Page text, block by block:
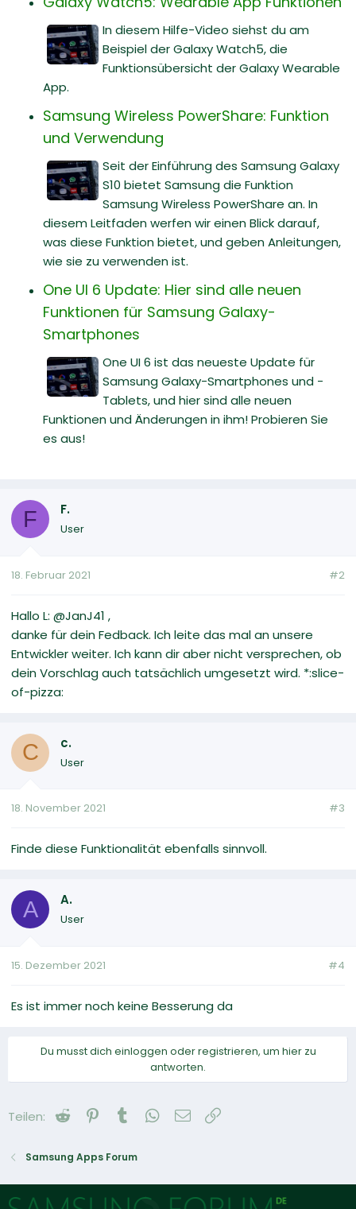
In diesem Hilfe-Video siehst du am
Beispiel der Galaxy Watch5, die
Funktionsübersicht der Galaxy Wearable
App.
Samsung Wireless PowerShare: Funktion
und Verwendung
Seit der Einführung des Samsung Galaxy
S10 bietet Samsung die Funktion
Samsung Wireless PowerShare an. In
diesem Leitfaden werfen wir einen Blick darauf,
was diese Funktion bietet, und geben Anleitungen,
wie sie zu verwenden ist.
One UI 6 Update: Hier sind alle neuen
Funktionen für Samsung Galaxy-
Smartphones
One UI 6 ist das neueste Update für
Samsung Galaxy-Smartphones und -
Tablets, und hier sind alle neuen
Funktionen und Änderungen in ihm! Probieren Sie
es aus!
F F.
User
18. Februar 2021 #2
Hallo L: @JanJ41 ,
danke für dein Fedback. Ich leite das mal an unsere
Entwickler weiter. Ich kann dir aber nicht versprechen, ob
dein Vorschlag auch tatsächlich umgesetzt wird. *:slice-
of-pizza:
C c.
User
18. November 2021 #3
Finde diese Funktionalität ebenfalls sinnvoll.
A A.
User
15. Dezember 2021 #4
Es ist immer noch keine Besserung da
Du musst dich einloggen oder registrieren, um hier zu
antworten.
Teilen: Reddit Pinterest
Tumblr WhatsApp
E-Mail
Samsung Apps Forum